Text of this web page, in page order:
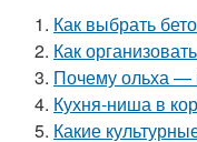
1. Как выбрать
2. Как
3. Почему ольха —
4. Кухня-ниша в
5. Какие